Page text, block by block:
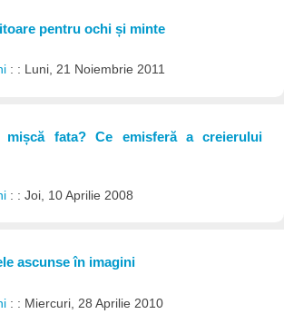
pentru ochi și minte
: : Luni, 21 Noiembrie 2011
fata? Ce emisferă a creierului
: : Joi, 10 Aprilie 2008
ascunse în imagini
: : Miercuri, 28 Aprilie 2010